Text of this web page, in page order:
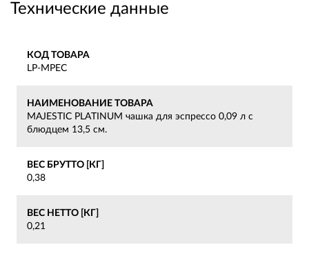
Технические данные
КОД ТОВАРА
LP-MPEC
НАИМЕНОВАНИЕ ТОВАРА
MAJESTIC PLATINUM чашка для эспрессо 0,09 л с
блюдцем 13,5 см.
ВЕС БРУТТО [КГ]
0,38
ВЕС НЕТТО [КГ]
0,21